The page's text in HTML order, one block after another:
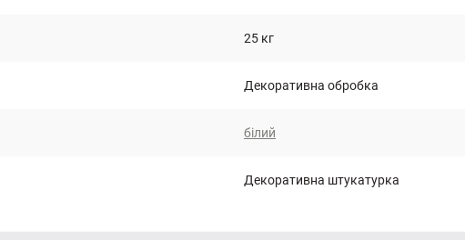
25 кг
Декоративна обробка
білий
Декоративна штукатурка